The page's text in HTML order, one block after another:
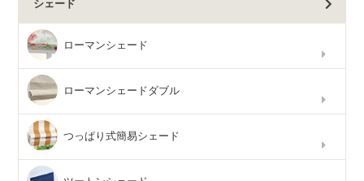
シェード
ローマンシェード
ローマンシェードダブル
つっぱり式簡易シェード